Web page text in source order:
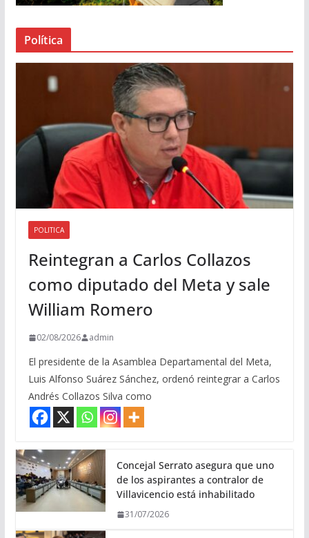
e
Política
POLITICA
Reintegran a Carlos Collazos
como diputado del Meta y sale
William Romero
02/08/2026 admin
El presidente de la Asamblea Departamental del Meta,
Luis Alfonso Suárez Sánchez, ordenó reintegrar a Carlos
Andrés Collazos Silva como
Concejal Serrato asegura que uno
de los aspirantes a contralor de
Villavicencio está inhabilitado
31/07/2026